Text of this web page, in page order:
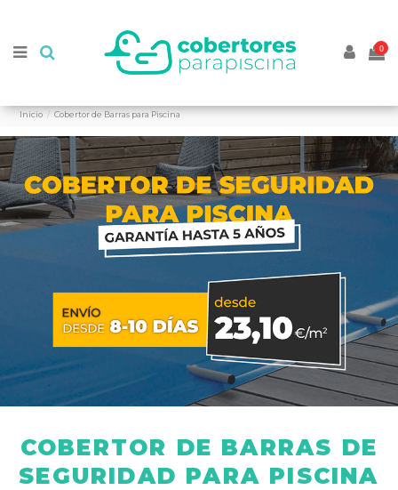
0
Inicio Cobertor de Barras para Piscina
COBERTOR DE BARRAS DE
SEGURIDAD PARA PISCINA